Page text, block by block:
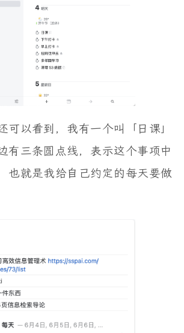
可以看到，我有一个叫「日课」
有三条圆点线，表示这个事项中
也就是我给自己约定的每天要做